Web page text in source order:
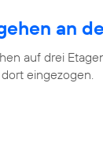
an
auf drei
eingezogen.